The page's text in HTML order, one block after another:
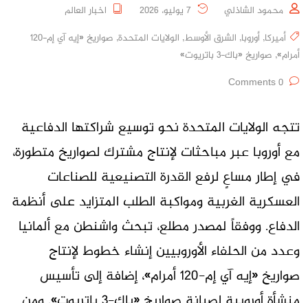
محمود الشاذلي
اخبار العالم
أميركا, أوروبا, الشرق الأوسط, الولايات المتحدة,
صواريخ «إيه آي إم-120
أمرام», صواريخ «باك-3 باتريوت»
تتجه الولايات المتحدة نحو توسيع شراكتها الدفاعية
مع أوروبا عبر مباحثات لإنتاج مشترك لصواريخ متطورة،
في إطار مساعٍ لرفع القدرة التصنيعية للصناعات
العسكرية الغربية ومواكبة الطلب المتزايد على أنظمة
الدفاع. ووفقاً لمصدر مطلع، تبحث واشنطن مع ألمانيا
وعدد من الحلفاء الأوروبيين إنشاء خطوط لإنتاج
صواريخ «إيه آي إم-120 أمرام»، إضافة إلى تأسيس